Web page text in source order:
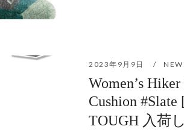
2023年9月9日 NEW
Women’s
Cushion
TOUGH 入荷